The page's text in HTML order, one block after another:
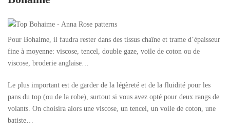
Pour Bohaime, il faudra rester dans des tissus chaîne et trame d’épaisseur
fine à moyenne: viscose, tencel, double gaze, voile de coton ou de
viscose, broderie anglaise…
Le plus important est de garder de la légèreté et de la fluidité pour les
pans du top (ou de la robe), surtout si vous avez opté pour deux rangs de
volants. On choisira alors une viscose, un tencel, un voile de coton, une
batiste…